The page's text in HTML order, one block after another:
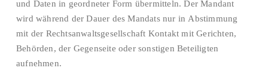
und Daten in geordneter Form übermitteln. Der Mandant
wird während der Dauer des Mandats nur in Abstimmung
mit der Rechtsanwaltsgesellschaft Kontakt mit Gerichten,
Behörden, der Gegenseite oder sonstigen Beteiligten
aufnehmen.